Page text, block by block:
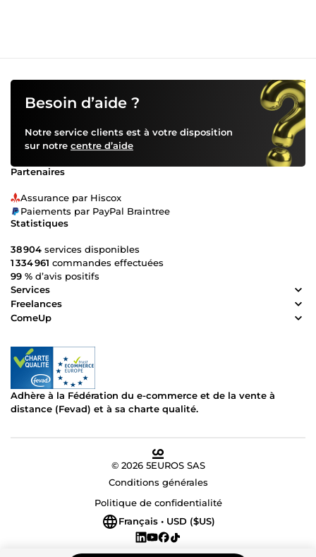
Besoin d’aide ?
Notre service clients est à votre disposition
sur notre centre d’aide
Partenaires
Assurance par Hiscox
Paiements par PayPal Braintree
Statistiques
38 904 services disponibles
1 334 961 commandes effectuées
99 % d’avis positifs
Services
Freelances
ComeUp
Adhère à la Fédération du e-commerce et de la vente à
distance (Fevad) et à sa charte qualité.
© 2026 5EUROS SAS
Conditions générales
Politique de confidentialité
Français • USD ($US)